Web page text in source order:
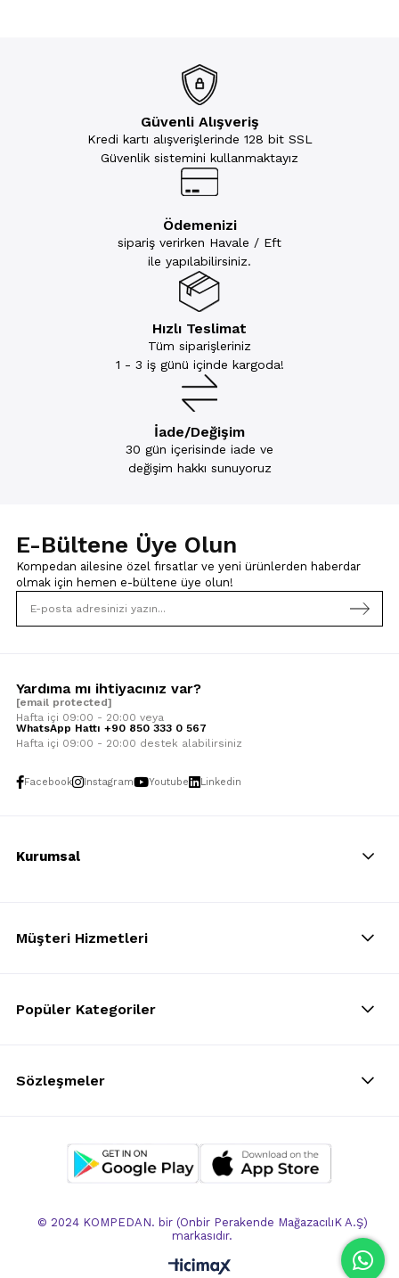
Güvenli Alışveriş
Kredi kartı alışverişlerinde 128 bit SSL
Güvenlik sistemini kullanmaktayız
Ödemenizi
sipariş verirken Havale / Eft
ile yapılabilirsiniz.
Hızlı Teslimat
Tüm siparişleriniz
1 - 3 iş günü içinde kargoda!
İade/Değişim
30 gün içerisinde iade ve
değişim hakkı sunuyoruz
E-Bültene Üye Olun
Kompedan ailesine özel fırsatlar ve yeni ürünlerden haberdar
olmak için hemen e-bültene üye olun!
Yardıma mı ihtiyacınız var?
[email protected]
Hafta içi 09:00 - 20:00 veya
WhatsApp Hattı +90 850 333 0 567
Hafta içi 09:00 - 20:00 destek alabilirsiniz
Facebook Instagram Youtube Linkedin
Kurumsal
Müşteri Hizmetleri
Popüler Kategoriler
Sözleşmeler
© 2024 KOMPEDAN. bir (Onbir Perakende MağazacılıK A.Ş)
markasıdır.